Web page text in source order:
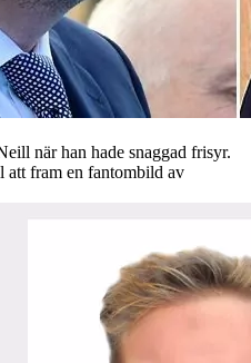
när han hade snaggad frisyr.
att fram en fantombild av